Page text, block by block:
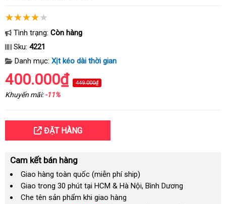
Tình trạng: Còn hàng
Sku: 4221
Danh mục: Xịt kéo dài thời gian
400.000₫ 449.000₫
Khuyến mãi:-11%
ĐẶT HÀNG
Cam kết bán hàng
Giao hàng toàn quốc (miễn phí ship)
Giao trong 30 phút tại HCM & Hà Nội, Bình Dương
Che tên sản phẩm khi giao hàng